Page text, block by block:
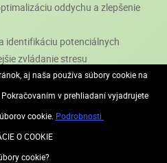
oddychu a zlepšenie
identifikáciu potenciálnych
zvládanie stresu
Android a iOS
aj naša používa súbory cookie na
v prehliadaní vyjadrujete
cookie. Podrobnosti
O COOKIE
cookie?